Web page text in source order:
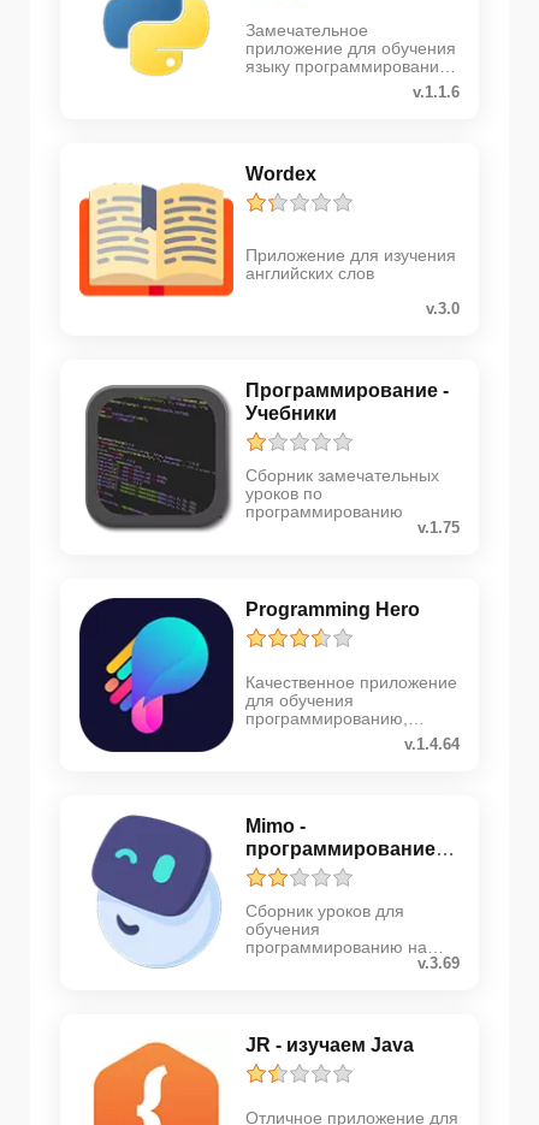
Замечательное
приложение для обучения
языку программирования
v.1.1.6
Wordex
Приложение для изучения
английских слов
v.3.0
Программирование -
Учебники
Сборник замечательных
уроков по
программированию
v.1.75
Programming Hero
Качественное приложение
для обучения
программированию,
созданию игр и прочему
v.1.4.64
Mimo -
программирование
на HTML, JavaScr...
Сборник уроков для
обучения
программированию на
языках HTML, JavaScript и
v.3.69
JR - изучаем Java
Отличное приложение для